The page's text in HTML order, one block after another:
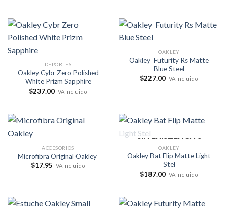
DEPORTES
Oakley Cybr Zero Polished
White Prizm Sapphire
$237.00 IVA Incluido
OAKLEY
Oakley Futurity Rs Matte
Blue Steel
$227.00 IVA Incluido
ACCESORIOS
Microfibra Original Oakley
$17.95 IVA Incluido
SIN EXISTENCIAS
OAKLEY
Oakley Bat Flip Matte Light
Stel
$187.00 IVA Incluido